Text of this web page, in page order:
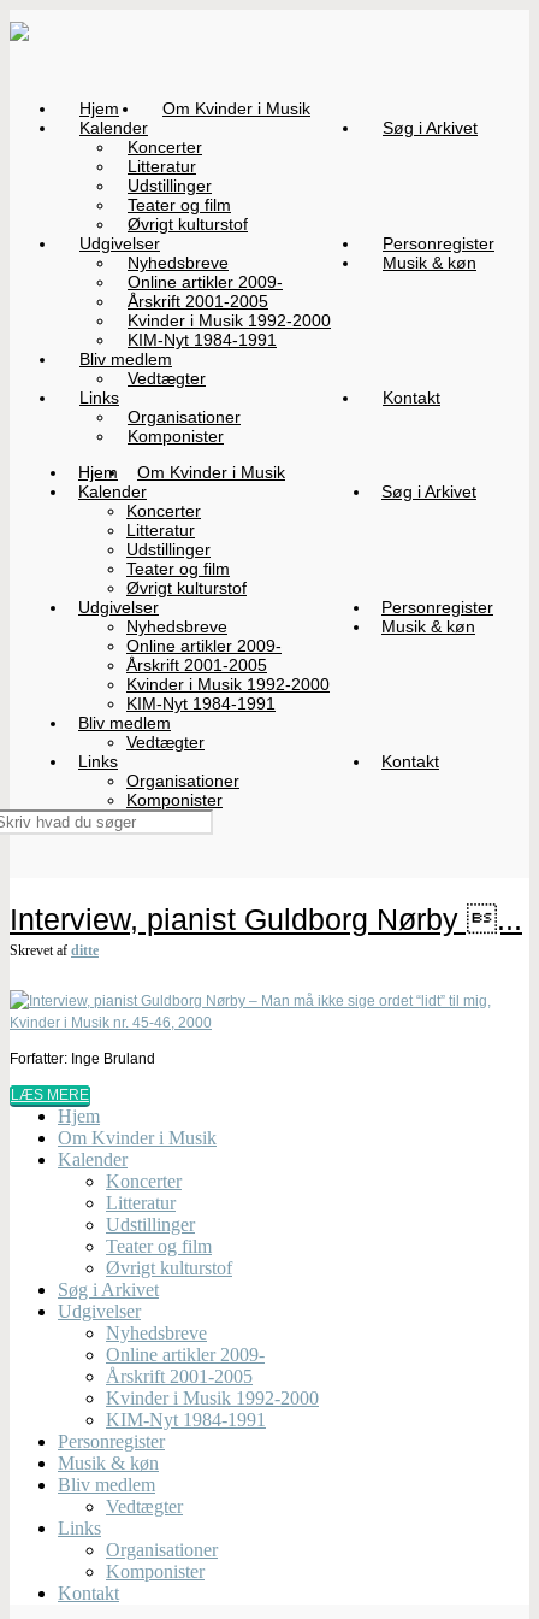
Hjem
Om Kvinder i Musik
Kalender
Koncerter
Litteratur
Udstillinger
Teater og film
Øvrigt kulturstof
Søg i Arkivet
Udgivelser
Nyhedsbreve
Online artikler 2009-
Årskrift 2001-2005
Kvinder i Musik 1992-2000
KIM-Nyt 1984-1991
Personregister
Musik & køn
Bliv medlem
Vedtægter
Links
Organisationer
Komponister
Kontakt
Hjem
Om Kvinder i Musik
Kalender
Koncerter
Litteratur
Udstillinger
Teater og film
Øvrigt kulturstof
Søg i Arkivet
Udgivelser
Nyhedsbreve
Online artikler 2009-
Årskrift 2001-2005
Kvinder i Musik 1992-2000
KIM-Nyt 1984-1991
Personregister
Musik & køn
Bliv medlem
Vedtægter
Links
Organisationer
Komponister
Kontakt
Interview, pianist Guldborg Nørby ...
Skrevet af ditte
Forfatter: Inge Bruland
LÆS MERE
Hjem
Om Kvinder i Musik
Kalender
Koncerter
Litteratur
Udstillinger
Teater og film
Øvrigt kulturstof
Søg i Arkivet
Udgivelser
Nyhedsbreve
Online artikler 2009-
Årskrift 2001-2005
Kvinder i Musik 1992-2000
KIM-Nyt 1984-1991
Personregister
Musik & køn
Bliv medlem
Vedtægter
Links
Organisationer
Komponister
Kontakt